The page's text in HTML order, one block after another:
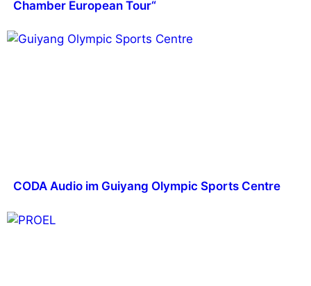
Chamber European Tour“
CODA Audio im Guiyang Olympic Sports Centre